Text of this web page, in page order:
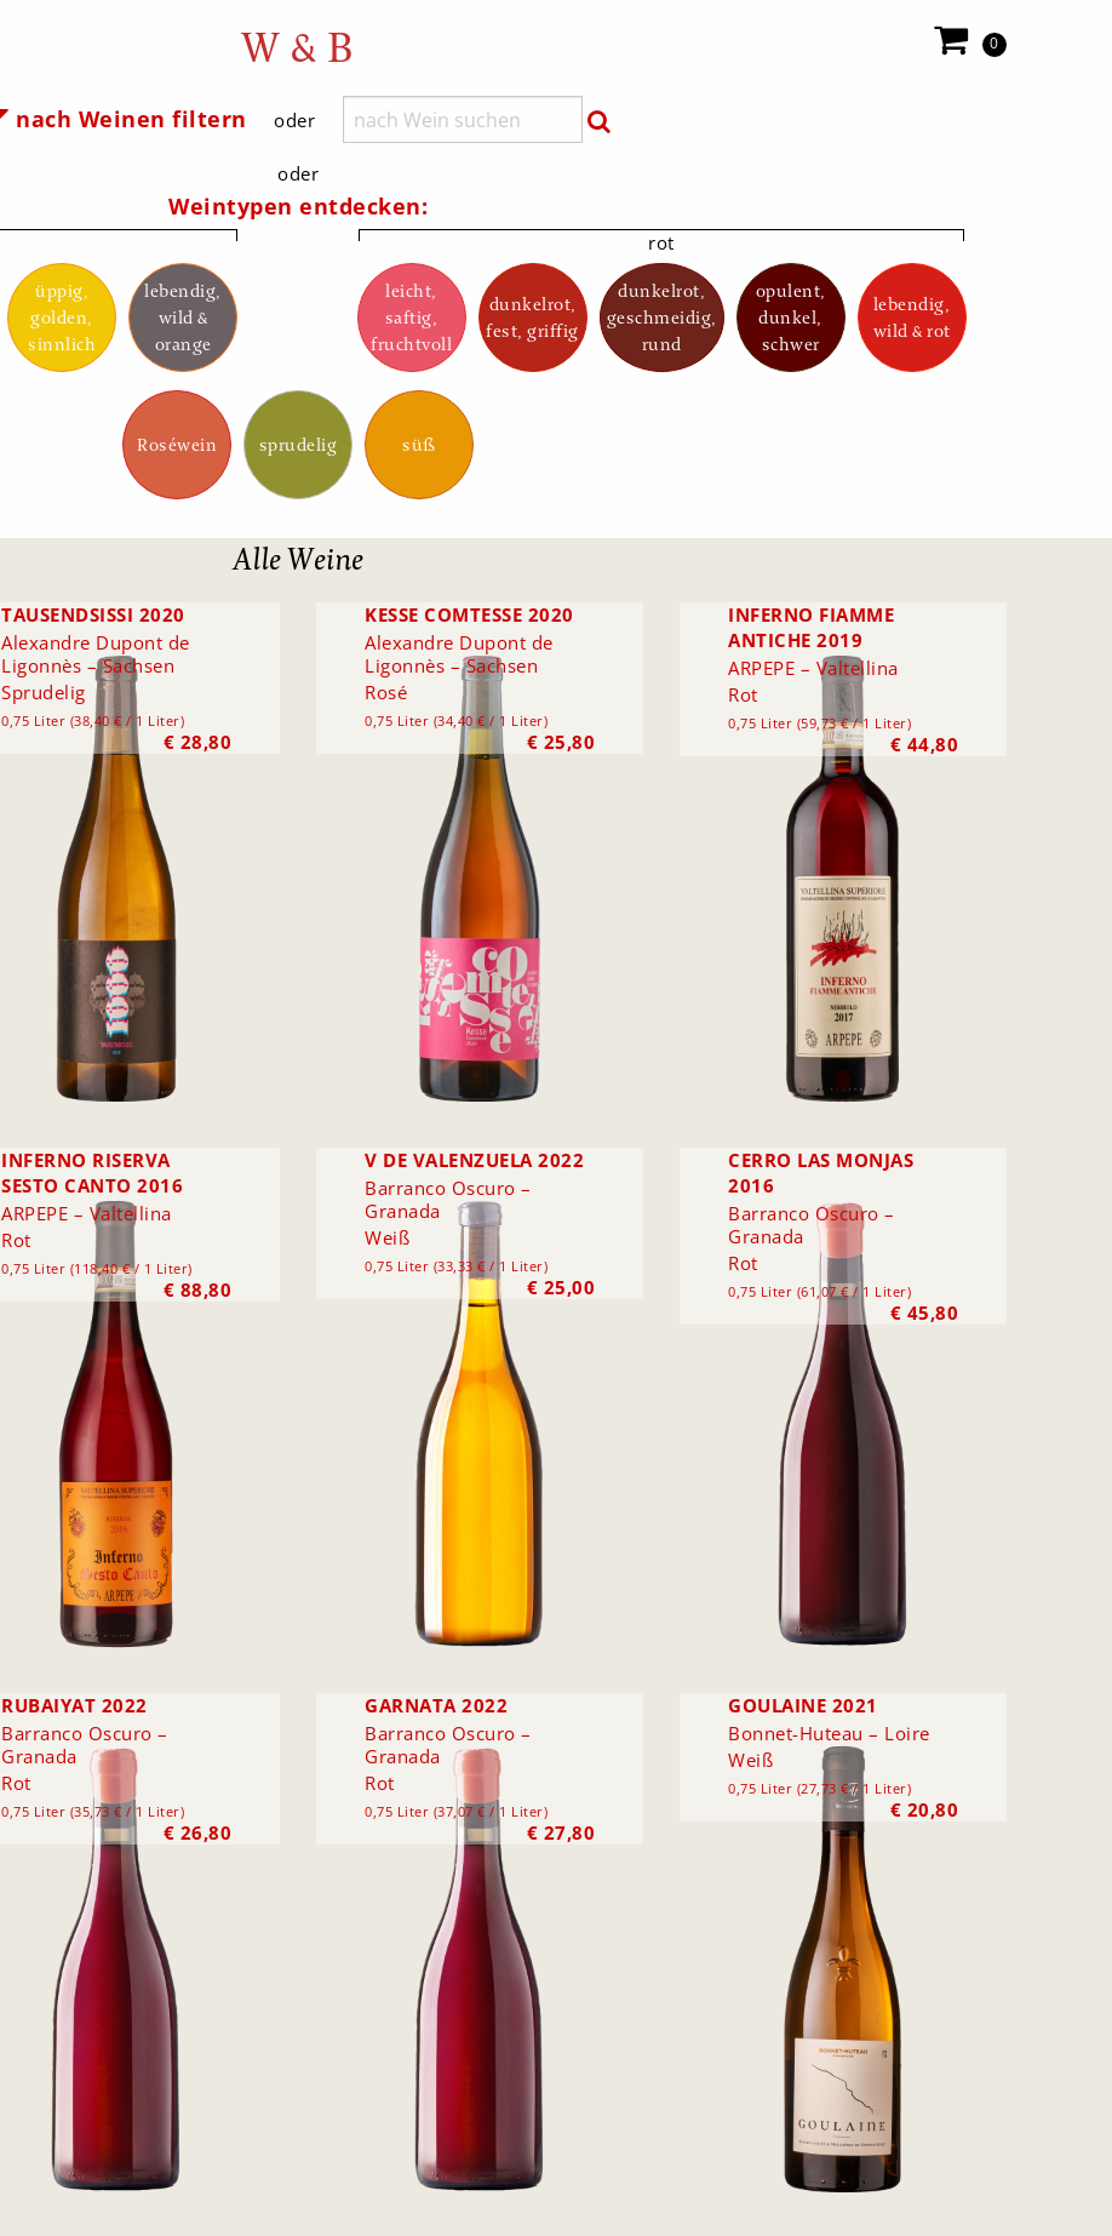
0
W & B
nach Weinen filtern oder
oder
Weintypen entdecken:
üppig,
golden,
sinnlich
lebendig,
wild &
orange
rot
leicht,
saftig,
fruchtvoll
dunkelrot,
fest, griffig
dunkelrot,
geschmeidig,
rund
opulent,
dunkel,
schwer
lebendig,
wild & rot
Roséwein sprudelig süß
Alle Weine
TAUSENDSISSI 2020
Alexandre Dupont de
Ligonnès – Sachsen
Sprudelig
0,75 Liter (38,40 € / 1 Liter)
€ 28,80
KESSE COMTESSE 2020
Alexandre Dupont de
Ligonnès – Sachsen
Rosé
0,75 Liter (34,40 € / 1 Liter)
€ 25,80
INFERNO FIAMME
ANTICHE 2019
ARPEPE – Valtellina
Rot
0,75 Liter (59,73 € / 1 Liter)
€ 44,80
INFERNO RISERVA
SESTO CANTO 2016
ARPEPE – Valtellina
Rot
0,75 Liter (118,40 € / 1 Liter)
€ 88,80
V DE VALENZUELA 2022
Barranco Oscuro –
Granada
Weiß
0,75 Liter (33,33 € / 1 Liter)
€ 25,00
CERRO LAS MONJAS
2016
Barranco Oscuro –
Granada
Rot
0,75 Liter (61,07 € / 1 Liter)
€ 45,80
RUBAIYAT 2022
Barranco Oscuro –
Granada
Rot
0,75 Liter (35,73 € / 1 Liter)
€ 26,80
GARNATA 2022
Barranco Oscuro –
Granada
Rot
0,75 Liter (37,07 € / 1 Liter)
€ 27,80
GOULAINE 2021
Bonnet-Huteau – Loire
Weiß
0,75 Liter (27,73 € / 1 Liter)
€ 20,80